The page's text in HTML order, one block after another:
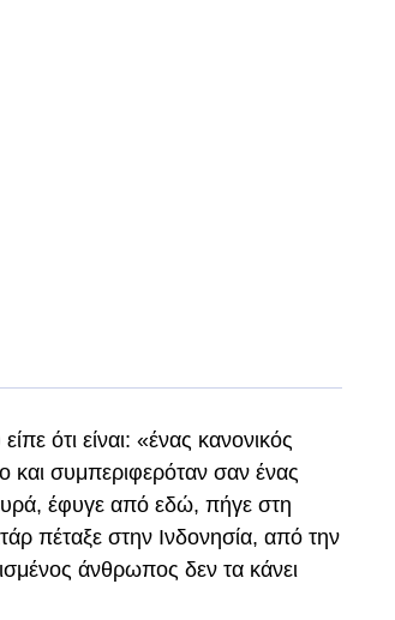
ότι είναι: «ένας κανονικός
και συμπεριφερόταν σαν ένας
έφυγε από εδώ, πήγε στη
πέταξε στην Ινδονησία, από την
άνθρωπος δεν τα κάνει